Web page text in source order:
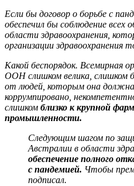
Если бы договор о борьбе с
обеспечил бы соблюдение всех
области здравоохранения,
организации здравоохранения
Какой беспорядок. Всемирная
ООН слишком велика, слишком
от людей, которым она
коррумпировано,
слишком близко к крупной
промышленности.
Следующим шагом по
Австралии в области
обеспечение полного
с пандемией. Чтобы
подписал.